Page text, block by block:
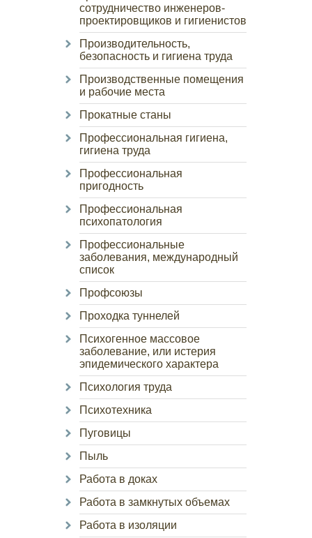
сотрудничество инженеров-
проектировщиков и гигиенистов
Производительность,
безопасность и гигиена труда
Производственные помещения
и рабочие места
Прокатные станы
Профессиональная гигиена,
гигиена труда
Профессиональная
пригодность
Профессиональная
психопатология
Профессиональные
заболевания, международный
список
Профсоюзы
Проходка туннелей
Психогенное массовое
заболевание, или истерия
эпидемического характера
Психология труда
Психотехника
Пуговицы
Пыль
Работа в доках
Работа в замкнутых объемах
Работа в изоляции